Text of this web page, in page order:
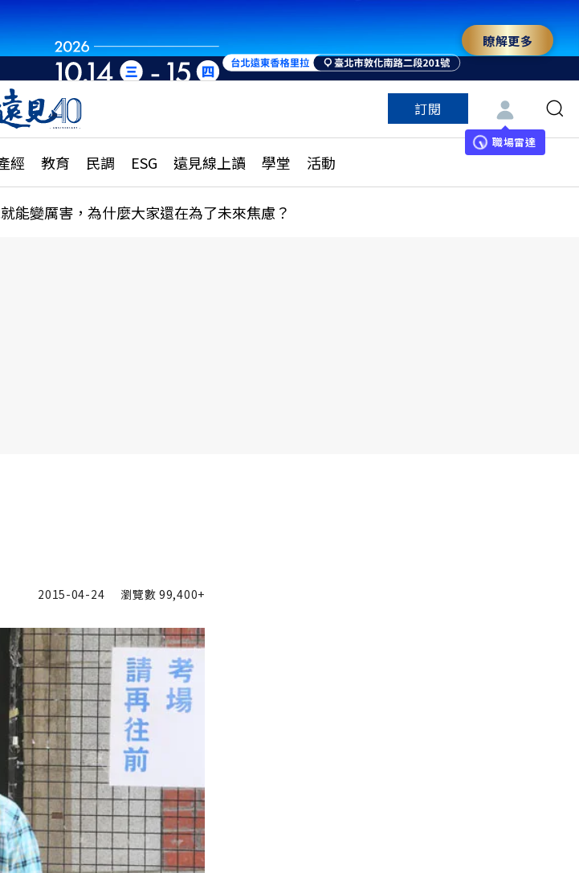
瞭解更多
訂閱
職場雷達
經 教育 民調 ESG 遠見線上讀 學堂 活動
特輯
大學升學、職涯攻略
縣市施政調查全解析
更多訂閱方案
特色頻道
能變厲害，為什麼大家還在為了未來焦慮？
2015-04-24 瀏覽數99,400+